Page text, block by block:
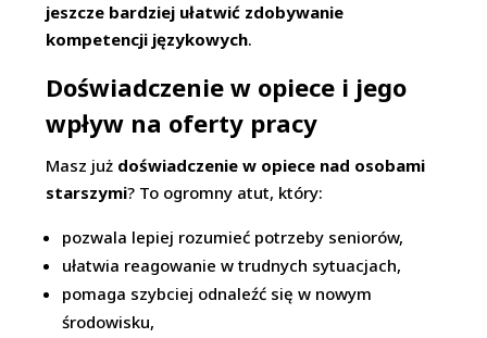
jeszcze bardziej ułatwić zdobywanie
kompetencji językowych.
Doświadczenie w opiece i jego
wpływ na oferty pracy
Masz już doświadczenie w opiece nad osobami
starszymi? To ogromny atut, który:
pozwala lepiej rozumieć potrzeby seniorów,
ułatwia reagowanie w trudnych sytuacjach,
pomaga szybciej odnaleźć się w nowym
środowisku,